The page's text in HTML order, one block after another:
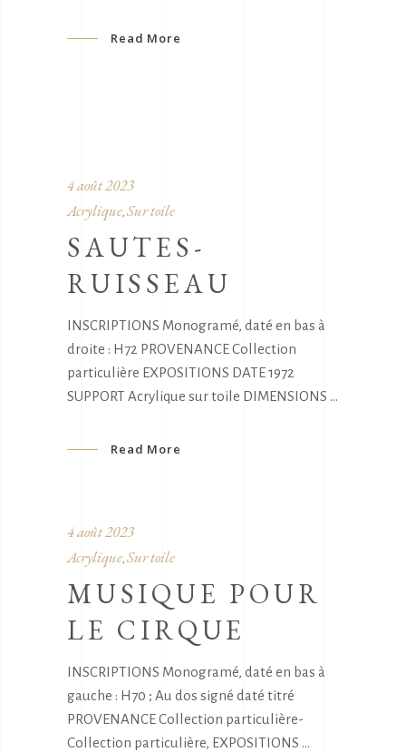
Read More
4 août 2023
Acrylique, Sur toile
SAUTES-
RUISSEAU
INSCRIPTIONS Monogramé, daté en bas à
droite : H72 PROVENANCE Collection
particulière EXPOSITIONS DATE 1972
SUPPORT Acrylique sur toile DIMENSIONS
Read More
4 août 2023
Acrylique Sur toile
MUSIQUE POUR
LE CIRQUE
INSCRIPTIONS Monogramé, daté en bas à
gauche : H70 ; Au dos signé daté titré
PROVENANCE Collection particulière-
Collection particulière, EXPOSITIONS